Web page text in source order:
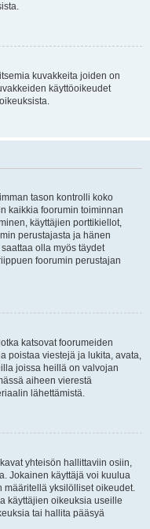
kuvakkeita joiden on
käyttöoikeudet
tason kontrolli koko
kaikkia foorumin toiminnan
käyttäjien porttikiellot,
perustajasta ja hänen
olla myös täydet
foorumin perustajan
katsovat foorumeiden
poistaa viestejä ja lukita, avata,
joissa heillä on valvojan
aiheen vierestä
lähettämistä.
yhteisön hallittaviin osiin,
Jokainen käyttäjä voi kuulua
yksilölliset oikeudet.
käyttäjien oikeuksia useille
tai hallita pääsyä